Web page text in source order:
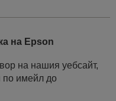
на Epson
на нашия уебсайт,
по имейл до